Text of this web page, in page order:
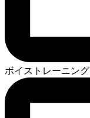
ボイストレーニング